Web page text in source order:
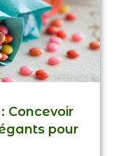
Concevoir
pour